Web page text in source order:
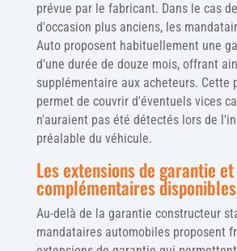
prévue par le fabricant. Dans le cas
d'occasion plus anciens, les
Auto proposent habituellement une
d'une durée de douze mois, offrant
supplémentaire aux acheteurs. Cette
permet de couvrir d'éventuels vices
n'auraient pas été détectés lors de
préalable du véhicule.
Les extensions de garantie
complémentaires disponibles
Au-delà de la garantie constructeur
mandataires automobiles proposent